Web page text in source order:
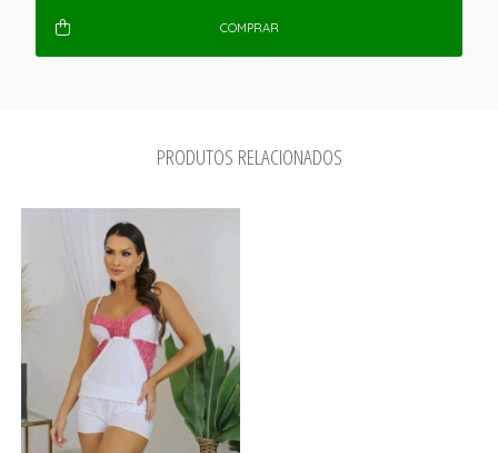
COMPRAR
PRODUTOS RELACIONADOS